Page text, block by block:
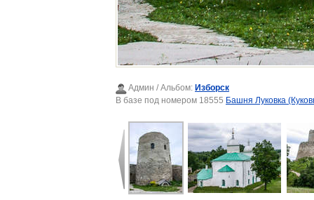
Админ / Альбом: Изборск
В базе под номером 18555 Башня Луковка